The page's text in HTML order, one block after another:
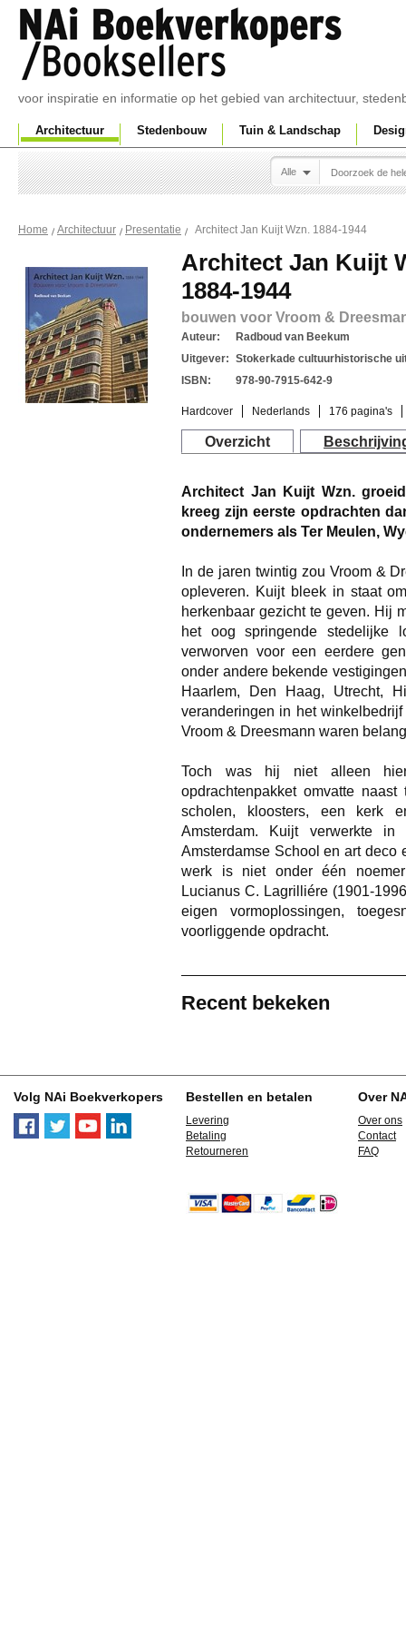
voor inspiratie en informatie op het gebied van architectuur,
Architectuur Stedenbouw Tuin & Landschap
Alle
Home Architectuur Presentatie Architect Jan Kuijt Wzn. 1884-1944
Architect Jan Kuijt
1884-1944
bouwen voor Vroom &
Auteur:
Radboud van Beekum
Uitgever: Stokerkade cultuurhistorische
ISBN:
978-90-7915-642-9
Hardcover Nederlands 176 pagina's
Overzicht
Architect Jan Kuijt Wzn.
kreeg zijn eerste opdrachten
ondernemers als Ter Meulen,
In de jaren twintig zou Vroom &
opleveren. Kuijt bleek in staat
herkenbaar gezicht te geven. Hij
het oog springende stedelijke
verworven voor een eerdere
onder andere bekende
Haarlem, Den Haag, Utrecht,
veranderingen in het
Vroom & Dreesmann waren
Toch was hij niet alleen
opdrachtenpakket omvatte
scholen, kloosters, een kerk
Amsterdam. Kuijt verwerkte
Amsterdamse School en art
werk is niet onder één
Lucianus C. Lagrilliére (1901-
eigen vormoplossingen,
voorliggende opdracht.
Recent bekeken
Volg NAi Boekverkopers Bestellen en betalen
Levering
Betaling
Retourneren
Over
Over ons
Contact
FAQ